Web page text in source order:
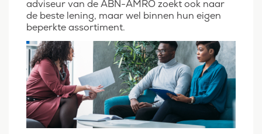
adviseur van de ABN-AMRO zoekt ook naar
de beste lening, maar wel binnen hun eigen
beperkte assortiment.